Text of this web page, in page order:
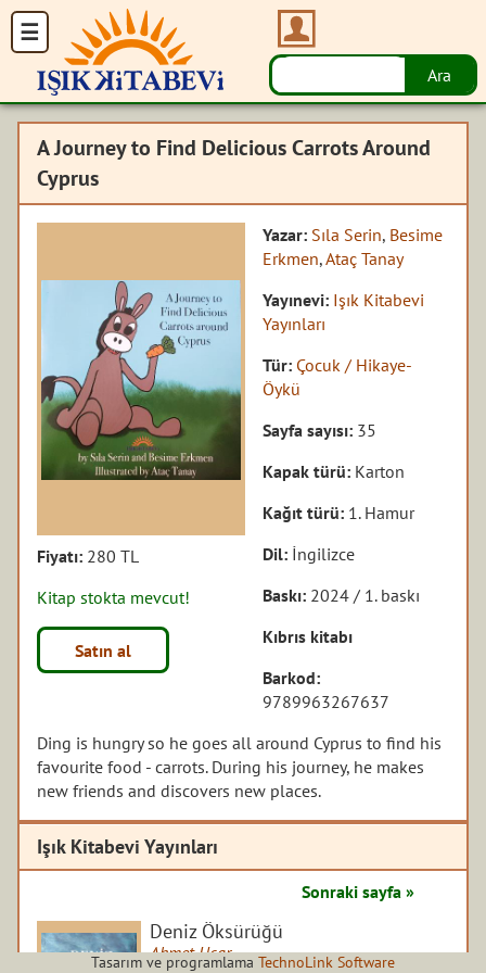
A Journey to Find Delicious Carrots Around
Cyprus
Fiyatı: 280 TL
Kitap stokta mevcut!
Satın al
Yazar: Sıla Serin, Besime
Erkmen,Ataç Tanay
Yayınevi: Işık Kitabevi
Yayınları
Tür: Çocuk / Hikaye-
Öykü
Sayfa sayısı: 35
Kapak türü: Karton
Kağıt türü: 1. Hamur
Dil: İngilizce
Baskı: 2024 / 1. baskı
Kıbrıs kitabı
Barkod:
9789963267637
Ding is hungry so he goes all around Cyprus to find his
favourite food - carrots. During his journey, he makes
new friends and discovers new places.
Işık Kitabevi Yayınları
Sonraki sayfa »
Deniz Öksürüğü
Ahmet Uçar
Tasarım ve programlama TechnoLink Software